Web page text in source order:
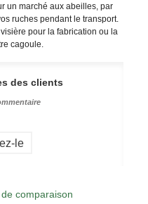
un marché aux abeilles, par
ruches pendant le transport.
pour la fabrication ou la
cagoule.
des clients
le
comparaison